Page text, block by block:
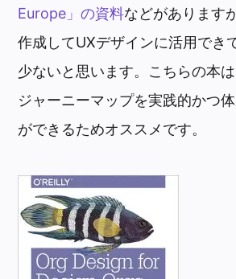
Europe」の資料などがあります
作成してUXデザインに活用でき
少ないと思います。こちらの本
ジャーニーマップを実践的かつ
ができるためオススメです。